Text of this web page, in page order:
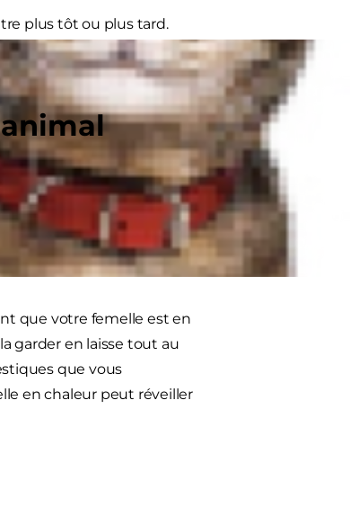
plus tôt ou plus tard.
une vulve enflée, ou
de sang, et il
petite chienne.
c'est qu'elle attirera tous
Alors qu'elle ne laisse
que votre femelle est en
garder en laisse tout au
que vous
en chaleur peut réveiller